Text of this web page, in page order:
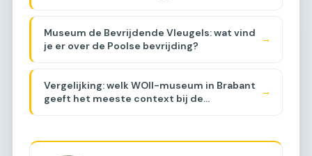
Museum de Bevrijdende Vleugels: wat vind
je er over de Poolse bevrijding?
→
Vergelijking: welk WOII-museum in Brabant
geeft het meeste context bij de
→